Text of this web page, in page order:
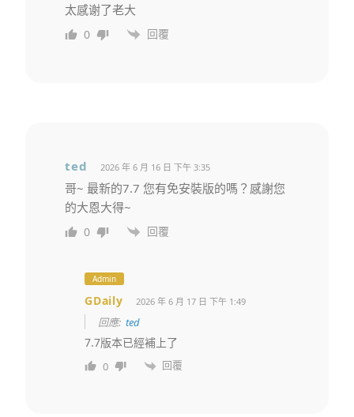
太感谢了老大
0 回覆
ted 2026 年 6 月 16 日 下午 3:35
哥~ 最新的7.7 您有免安裝版的嗎？感謝您
的大恩大得~
0 回覆
Admin
GDaily 2026 年 6 月 17 日 下午 1:49
回應:ted
7.7版本已經補上了
0 回覆